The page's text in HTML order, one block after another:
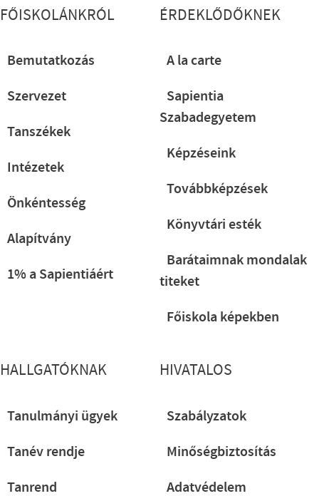
FŐISKOLÁNKRÓL
Bemutatkozás
Szervezet
Tanszékek
Intézetek
Önkéntesség
Alapítvány
1% a Sapientiáért
ÉRDEKLŐDŐKNEK
A la carte
Sapientia
Szabadegyetem
Képzéseink
Továbbképzések
Könyvtári esték
Barátaimnak mondalak
titeket
Főiskola képekben
HALLGATÓKNAK
Tanulmányi ügyek
Tanév rendje
Tanrend
HIVATALOS
Szabályzatok
Minőségbiztosítás
Adatvédelem